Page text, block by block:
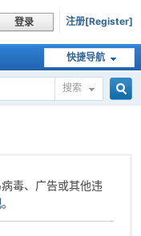
登录 注册[Register]
快捷导航
搜索
毒、广告或其他违
。